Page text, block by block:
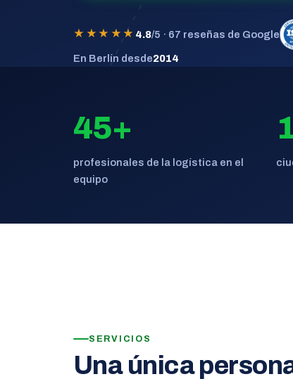
★★★★★ 4.8/5 · 67 reseñas de Google
En Berlín desde2014
45+
profesionales de la logística en el
equipo
SERVICIOS
Una única